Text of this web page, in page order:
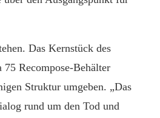
Das Kernstück des
Recompose-Behälter
Struktur umgeben. „Das
rund um den Tod und